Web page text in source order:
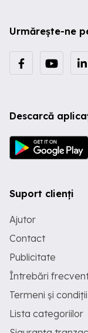
Urmărește-ne
Descarcă
Suport clienți
Ajutor
Contact
Publicitate
Întrebări
Termeni și condiții
Lista categoriilor